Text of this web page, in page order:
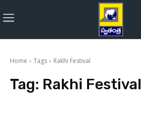
Home Tags Rakhi Festival
Tag: Rakhi Festival